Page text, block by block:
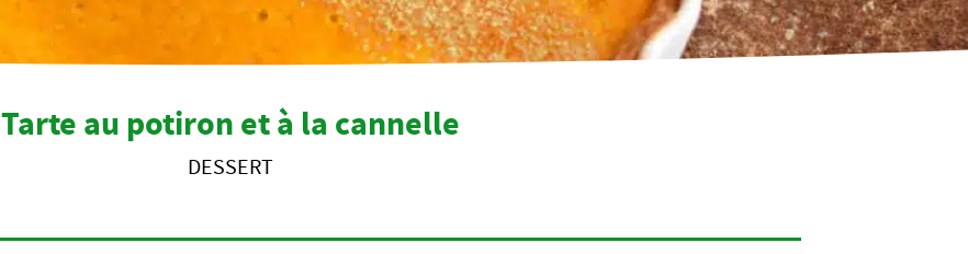
Tarte au potiron et à la cannelle
DESSERT